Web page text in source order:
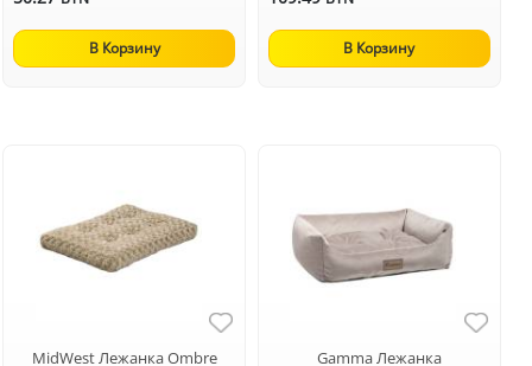
В Корзину В Корзину
MidWest Лежанка Ombre
Gamma Лежанка